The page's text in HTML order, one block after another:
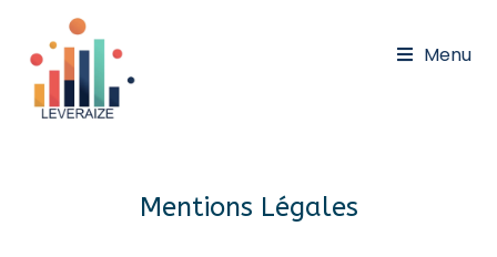
Menu
Mentions Légales